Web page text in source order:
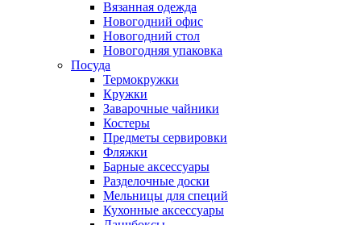
Вязанная одежда
Новогодний офис
Новогодний стол
Новогодняя упаковка
Посуда
Термокружки
Кружки
Заварочные чайники
Костеры
Предметы сервировки
Фляжки
Барные аксессуары
Разделочные доски
Мельницы для специй
Кухонные аксессуары